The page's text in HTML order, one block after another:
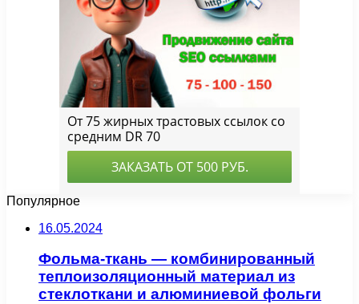
Популярное
16.05.2024
Фольма-ткань — комбинированный
теплоизоляционный материал из
стеклоткани и алюминиевой фольги